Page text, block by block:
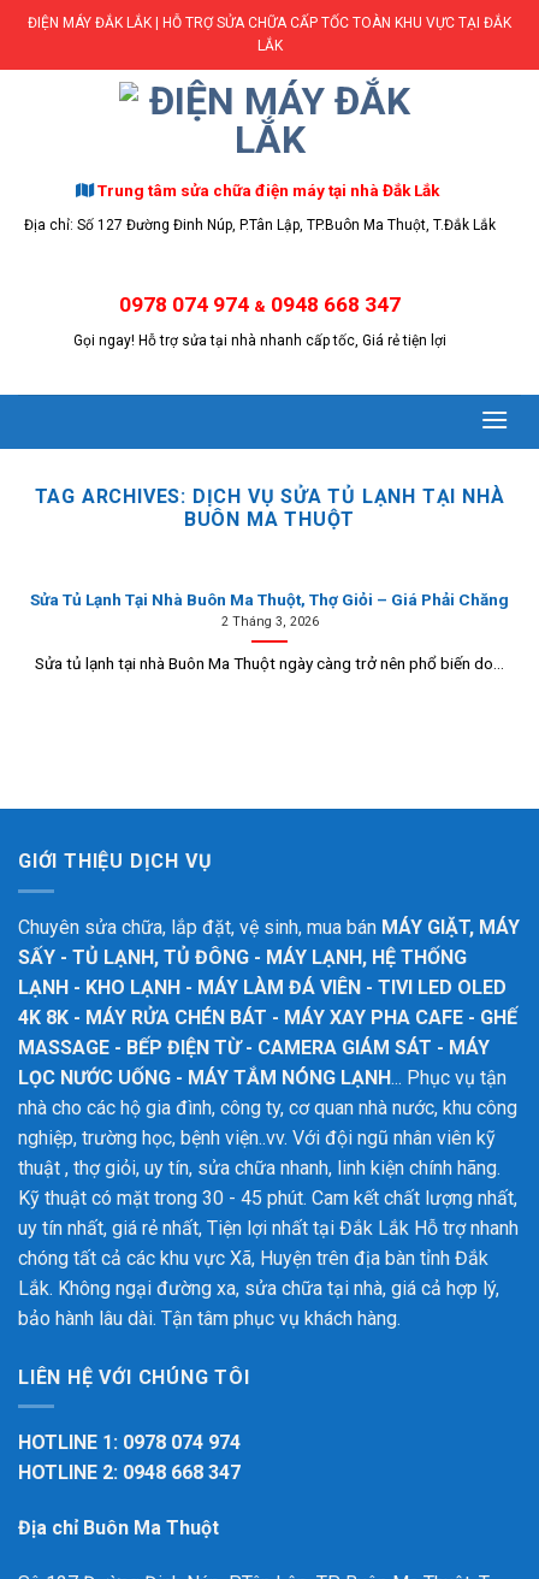
Skip
content
ĐIỆN MÁY ĐẮK LẮK | HỖ TRỢ SỬA CHỮA CẤP TỐC TOÀN KHU VỰC TẠI ĐẮK
LẮK
Trung tâm sửa chữa điện máy tại nhà Đắk Lắk
Địa chỉ: Số 127 Đường Đinh Núp, P.Tân Lập, TP.Buôn Ma Thuột, T.Đắk Lắk
0978 074 974 & 0948 668 347
Gọi ngay! Hỗ trợ sửa tại nhà nhanh cấp tốc, Giá rẻ tiện lợi
TAG ARCHIVES: DỊCH VỤ SỬA TỦ LẠNH TẠI NHÀ
BUÔN MA THUỘT
Sửa Tủ Lạnh Tại Nhà Buôn Ma Thuột, Thợ Giỏi – Giá Phải Chăng
2 Tháng 3, 2026
Sửa tủ lạnh tại nhà Buôn Ma Thuột ngày càng trở nên phổ biến do...
GIỚI THIỆU DỊCH VỤ
Chuyên sửa chữa, lắp đặt, vệ sinh, mua bán MÁY GIẶT, MÁY
SẤY - TỦ LẠNH, TỦ ĐÔNG - MÁY LẠNH, HỆ THỐNG
LẠNH - KHO LẠNH - MÁY LÀM ĐÁ VIÊN - TIVI LED OLED
4K 8K - MÁY RỬA CHÉN BÁT - MÁY XAY PHA CAFE - GHẾ
MASSAGE - BẾP ĐIỆN TỪ - CAMERA GIÁM SÁT - MÁY
LỌC NƯỚC UỐNG - MÁY TẮM NÓNG LẠNH... Phục vụ tận
nhà cho các hộ gia đình, công ty, cơ quan nhà nước, khu công
nghiệp, trường học, bệnh viện..vv. Với đội ngũ nhân viên kỹ
thuật , thợ giỏi, uy tín, sửa chữa nhanh, linh kiện chính hãng.
Kỹ thuật có mặt trong 30 - 45 phút. Cam kết chất lượng nhất,
uy tín nhất, giá rẻ nhất, Tiện lợi nhất tại Đắk Lắk Hỗ trợ nhanh
chóng tất cả các khu vực Xã, Huyện trên địa bàn tỉnh Đắk
Lắk. Không ngại đường xa, sửa chữa tại nhà, giá cả hợp lý,
bảo hành lâu dài. Tận tâm phục vụ khách hàng.
LIÊN HỆ VỚI CHÚNG TÔI
HOTLINE 1: 0978 074 974
HOTLINE 2: 0948 668 347
Địa chỉ Buôn Ma Thuột